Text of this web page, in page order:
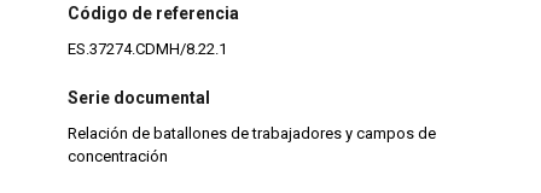
Código de referencia
ES.37274.CDMH/8.22.1
Serie documental
Relación de batallones de trabajadores y campos de
concentración